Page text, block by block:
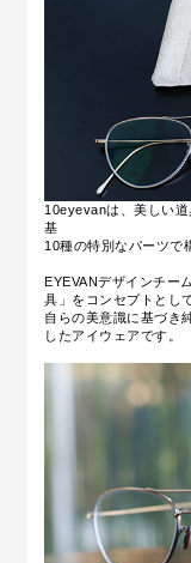
10eyevanは、美しい
基
10種の特別なパーツで
EYEVANデザインチー
具」をコンセプトとして
自らの美意識に基づき
したアイウェアです。